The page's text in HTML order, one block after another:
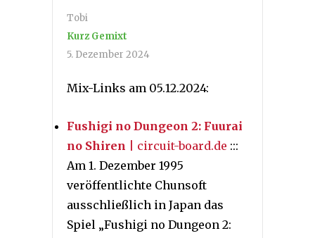
Tobi
Kurz Gemixt
5. Dezember 2024
Mix-Links am 05.12.2024:
Fushigi no Dungeon 2: Fuurai
no Shiren | circuit-board.de :::
Am 1. Dezember 1995
veröffentlichte Chunsoft
ausschließlich in Japan das
Spiel „Fushigi no Dungeon 2: